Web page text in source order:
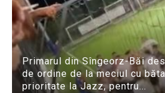
Primarul din Sîngeorz-Băi
de ordine de la meciul cu
prioritate la Jazz, pentru...